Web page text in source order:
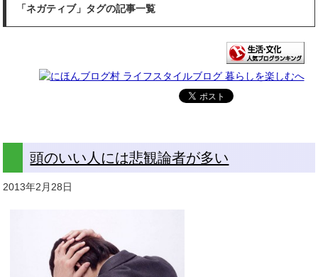
「ネガティブ」タグの記事一覧
頭のいい人には悲観論者が多い
2013年2月28日